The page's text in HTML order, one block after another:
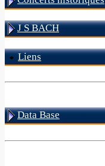
J S BACH
Liens
Data Base